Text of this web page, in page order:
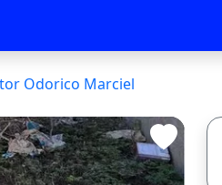
Odorico Marciel